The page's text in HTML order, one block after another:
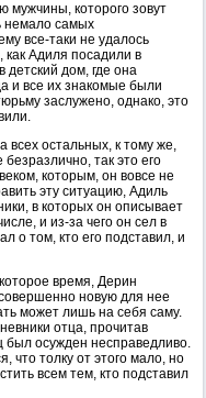
мужчины, которого зовут
немало самых
все-таки не удалось
как Адиля посадили в
детский дом, где она
и все их знакомые были
заслужено, однако, это
всех остальных, к тому же,
так это его
которым, он вовсе не
эту ситуацию, Адиль
в которых он описывает
и из-за чего он сел в
о том, кто его подставил, и
время, Дерин
новую для нее
может лишь на себя саму.
отца, прочитав
был осужден несправедливо.
что толку от этого мало, но
всем тем, кто подставил